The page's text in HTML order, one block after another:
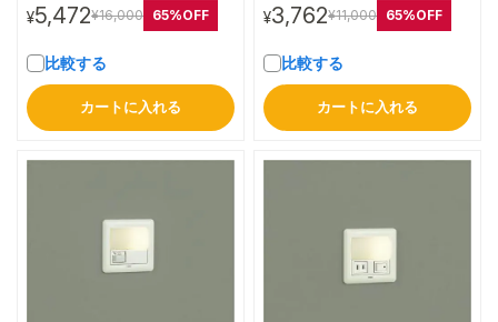
¥5,472¥16,000 65%OFF
比較する
カートに入れる
¥3,762¥11,000 65%OFF
比較する
カートに入れる